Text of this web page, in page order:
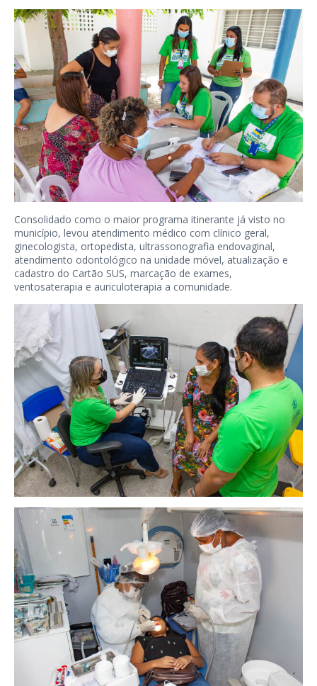
Consolidado como o maior programa itinerante já visto no
município, levou atendimento médico com clínico geral,
ginecologista, ortopedista, ultrassonografia endovaginal,
atendimento odontológico na unidade móvel, atualização e
cadastro do Cartão SUS, marcação de exames,
ventosaterapia e auriculoterapia a comunidade.